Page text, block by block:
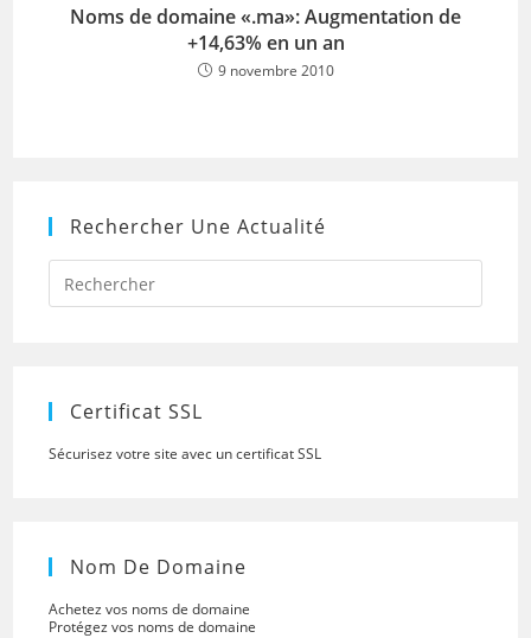
Noms de domaine «.ma»: Augmentation de
+14,63% en un an
9 novembre 2010
Rechercher Une Actualité
Press
to
Certificat SSL
Sécurisez votre site avec un certificat SSL
Nom De Domaine
Achetez vos noms de domaine
Protégez vos noms de domaine